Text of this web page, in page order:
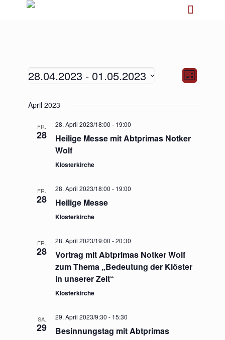
Ansichten-
Navigation
Ansichten-
Liste
28.04.2023 - 01.05.2023
wählen.
April 2023
FR.
28
28. April 2023/18:00 - 19:00
Heilige Messe mit Abtprimas Notker
Wolf
Klosterkirche
FR.
28
28. April 2023/18:00 - 19:00
Heilige Messe
Klosterkirche
FR.
28
28. April 2023/19:00 -20:30
Vortrag mit Abtprimas Notker Wolf
zum Thema „Bedeutung der Klöster
in unserer Zeit“
Klosterkirche
SA.
29
29. April 2023/9:30 - 15:30
Besinnungstag mit Abtprimas